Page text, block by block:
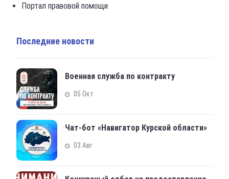
Портал правовой помощи
Последние новости
Военная служба по контракту
05 Окт
Чат-бот «Навигатор Курской области»
03 Авг